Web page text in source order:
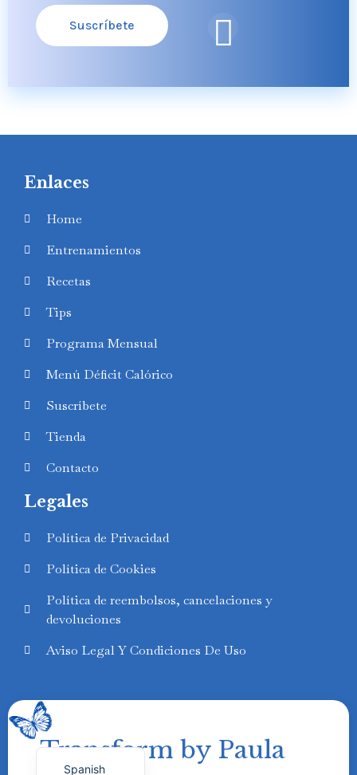
Suscríbete
Enlaces
Home
Entrenamientos
Recetas
Tips
Programa Mensual
Menú Déficit Calórico
Suscríbete
Tienda
Contacto
Legales
Política de Privacidad
Política de Cookies
Política de reembolsos, cancelaciones y
devoluciones
Aviso Legal Y Condiciones De Uso
Transform by Paula
Spanish
English
Swedish